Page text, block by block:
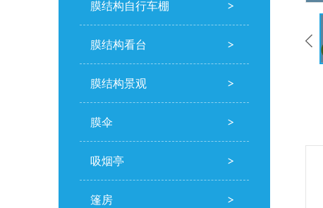
膜结构自行车棚
膜结构看台
膜结构景观
膜伞
吸烟亭
篷房